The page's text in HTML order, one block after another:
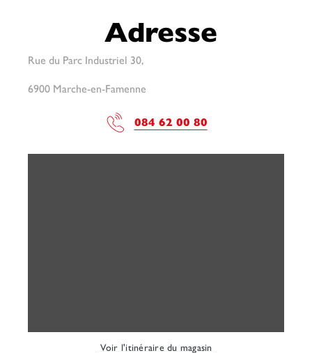
Adresse
Rue du Parc Industriel 30,
6900 Marche-en-Famenne
084 62 00 80
Voir l'itinéraire du magasin